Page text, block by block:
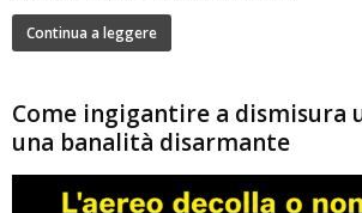
Continua a leggere
Come ingigantire a dismisura
una banalità disarmante